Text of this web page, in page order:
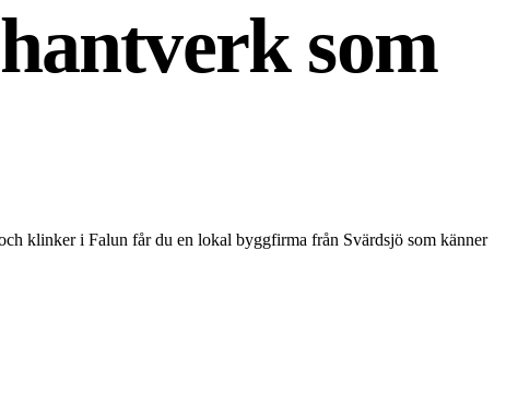
som
klinker i Falun får du en lokal byggfirma från Svärdsjö som känner